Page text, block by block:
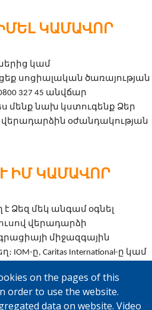
ԿԱՄԱՎՈՐ
կամ
սոցիալական ծառայության
327 45 անվճար
մենք նախ կստուգենք Ձեր
օժանդակության
ԻՄ ԿԱՄԱՎՈՐ
Ձեզ մեկ անգամ օգնել
վերադարձի
միջազգային
ը, Caritas International-ը կամ
on the pages of this
order to use the website.
data on website. Video